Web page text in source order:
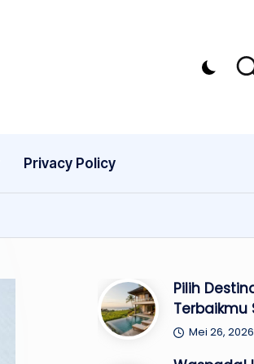
Privacy Policy
Pilih
Terbaikmu
Mei 26, 2026